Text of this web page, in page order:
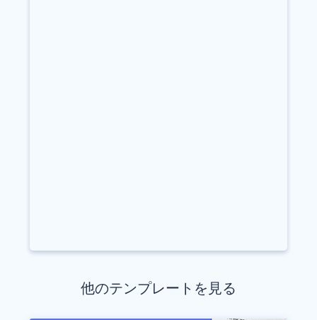
他のテンプレートを見る